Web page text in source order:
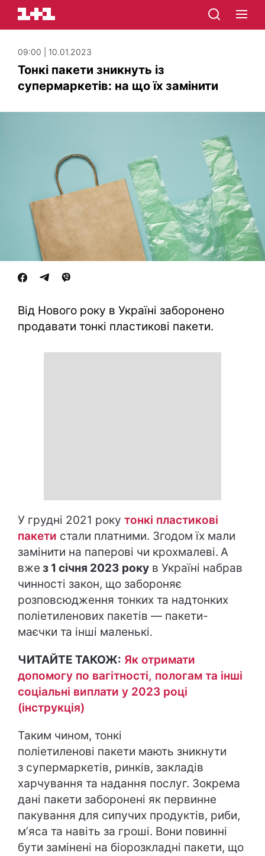
09:00 | 10.01.2023
Тонкі пакети зникнуть із
супермаркетів: на що їх замінити
Від Нового року в Україні заборонено
продавати тонкі пластикові пакети.
У грудні 2021 року тонкі пластикові
пакети стали платними. Згодом їх мали
замінити на паперові чи крохмалеві. А
вже з 1 січня 2023 року в Україні набрав
чинності закон, що забороняє
розповсюдження тонких та надтонких
поліетиленових пакетів — пакети-
маєчки та інші маленькі.
ЧИТАЙТЕ ТАКОЖ: Як отримати
допомогу по вагітності, пологам та інші
соціальні виплати у 2023 році
(інструкція)
Таким чином, тонкі
поліетиленові пакети мають зникнути
з супермаркетів, ринків, закладів
харчування та надання послуг. Зокрема
дані пакети заборонені як первинне
пакування для сипучих продуктів, риби,
мʼяса та навіть за гроші. Вони повинні
бути замінені на біорозкладні пакети, що